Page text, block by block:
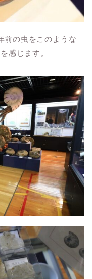
前の虫をこのような
感じます。